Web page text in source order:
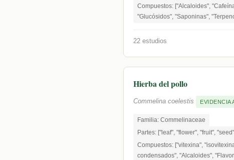
Compuestos: ["Alcaloides",
"Glucósidos", "Saponinas",
22 estudios
Hierba del pollo
Commelina coelestis EVIDENCIA
Familia: Commelinaceae
Partes: ["leaf", "flower", "fruit",
Compuestos: ["vitexina",
condensados", "Alcaloides",